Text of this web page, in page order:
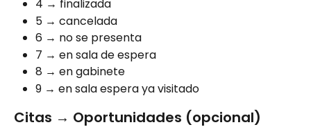
4 → finalizada
5 → cancelada
6 → no se presenta
7 → en sala de espera
8 → en gabinete
9 → en sala espera ya visitado
Citas → Oportunidades (opcional)